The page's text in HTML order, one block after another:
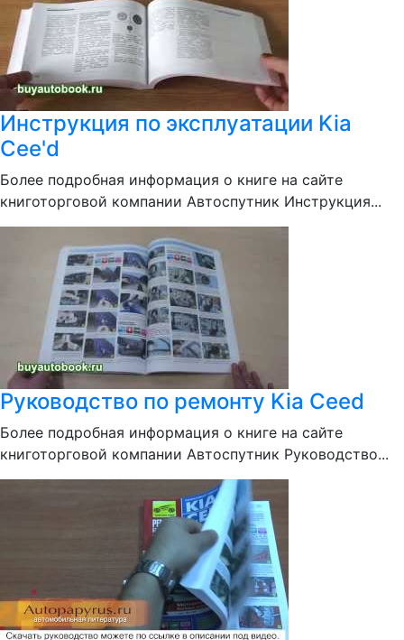
Инструкция по эксплуатации Kia
Cee'd
Более подробная информация о книге на сайте
книготорговой компании Автоспутник Инструкция...
Руководство по ремонту Kia Ceed
Более подробная информация о книге на сайте
книготорговой компании Автоспутник Руководство...